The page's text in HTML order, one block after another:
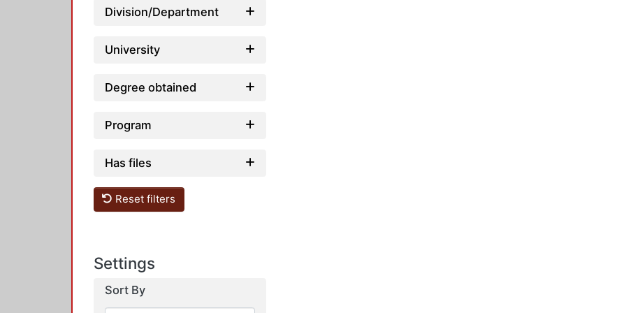
Division/Department
University
Degree obtained
Program
Has files
Reset filters
Settings
Sort By